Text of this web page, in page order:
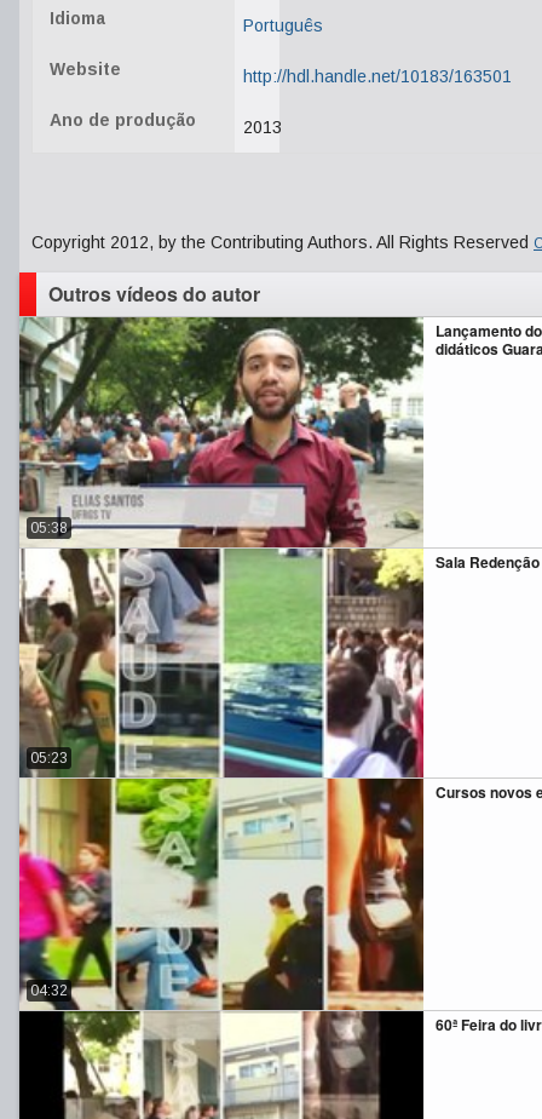
Idioma Português
Website http://hdl.handle.net/10183/163501
Ano de produção 2013
Copyright 2012, by the Contributing Authors. All Rights Reserved
Outros vídeos do autor
Lançamento
didáticos
05:38
Sala
05:23
Cursos novos
04:32
60ª Feira do